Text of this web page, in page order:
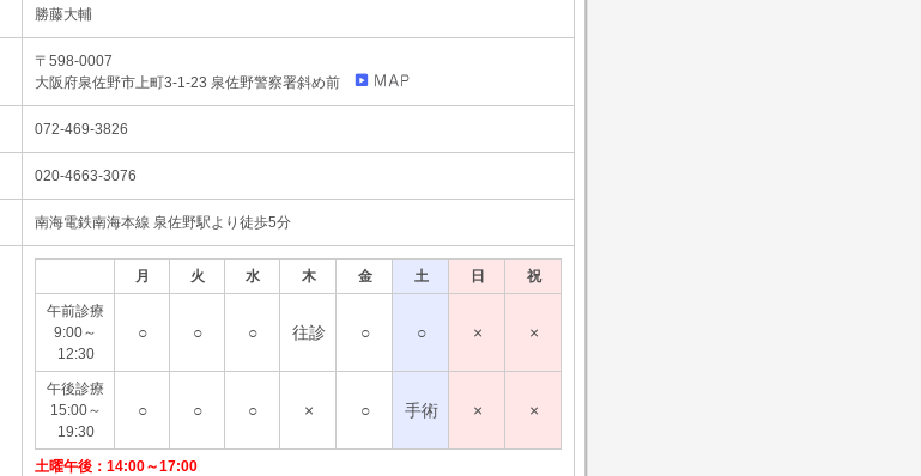
勝藤大輔
〒598-0007
大阪府泉佐野市上町3-1-23 泉佐野警察署斜め前
072-469-3826
020-4663-3076
南海電鉄南海本線 泉佐野駅より徒歩5分
月 火 水 木 金 土 日 祝
午前診療
9:00～
12:30
○ ○ ○ 往診 ○ ○ × ×
午後診療
15:00～
19:30
○ ○ ○ × ○ 手術 × ×
土曜午後：14:00～17:00